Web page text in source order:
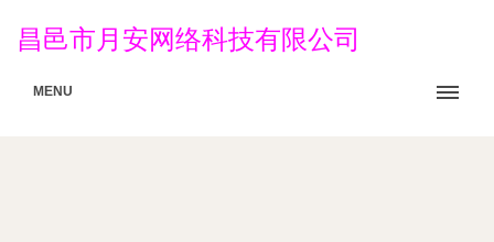
昌邑市月安网络科技有限公司
MENU